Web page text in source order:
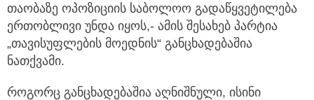
თაობაზე ოპოზიციის საბოლოო გადაწყვეტილება
ერთობლივი უნდა იყოს,- ამის შესახებ პარტია
„თავისუფლების მოედნის“ განცხადებაშია
ნათქვამი.
როგორც განცხადებაშია აღნიშნული, ისინი